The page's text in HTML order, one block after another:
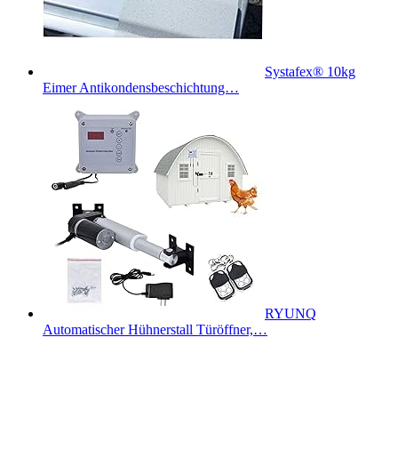
Systafex® 10kg
Eimer Antikondensbeschichtung…
RYUNQ
Automatischer Hühnerstall Türöffner,…